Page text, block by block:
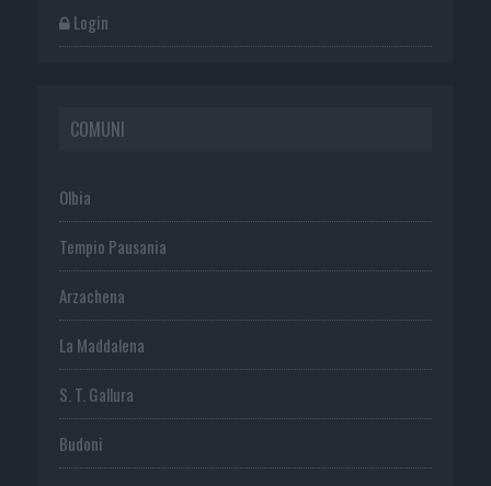
Login
COMUNI
Olbia
Tempio Pausania
Arzachena
La Maddalena
S. T. Gallura
Budoni